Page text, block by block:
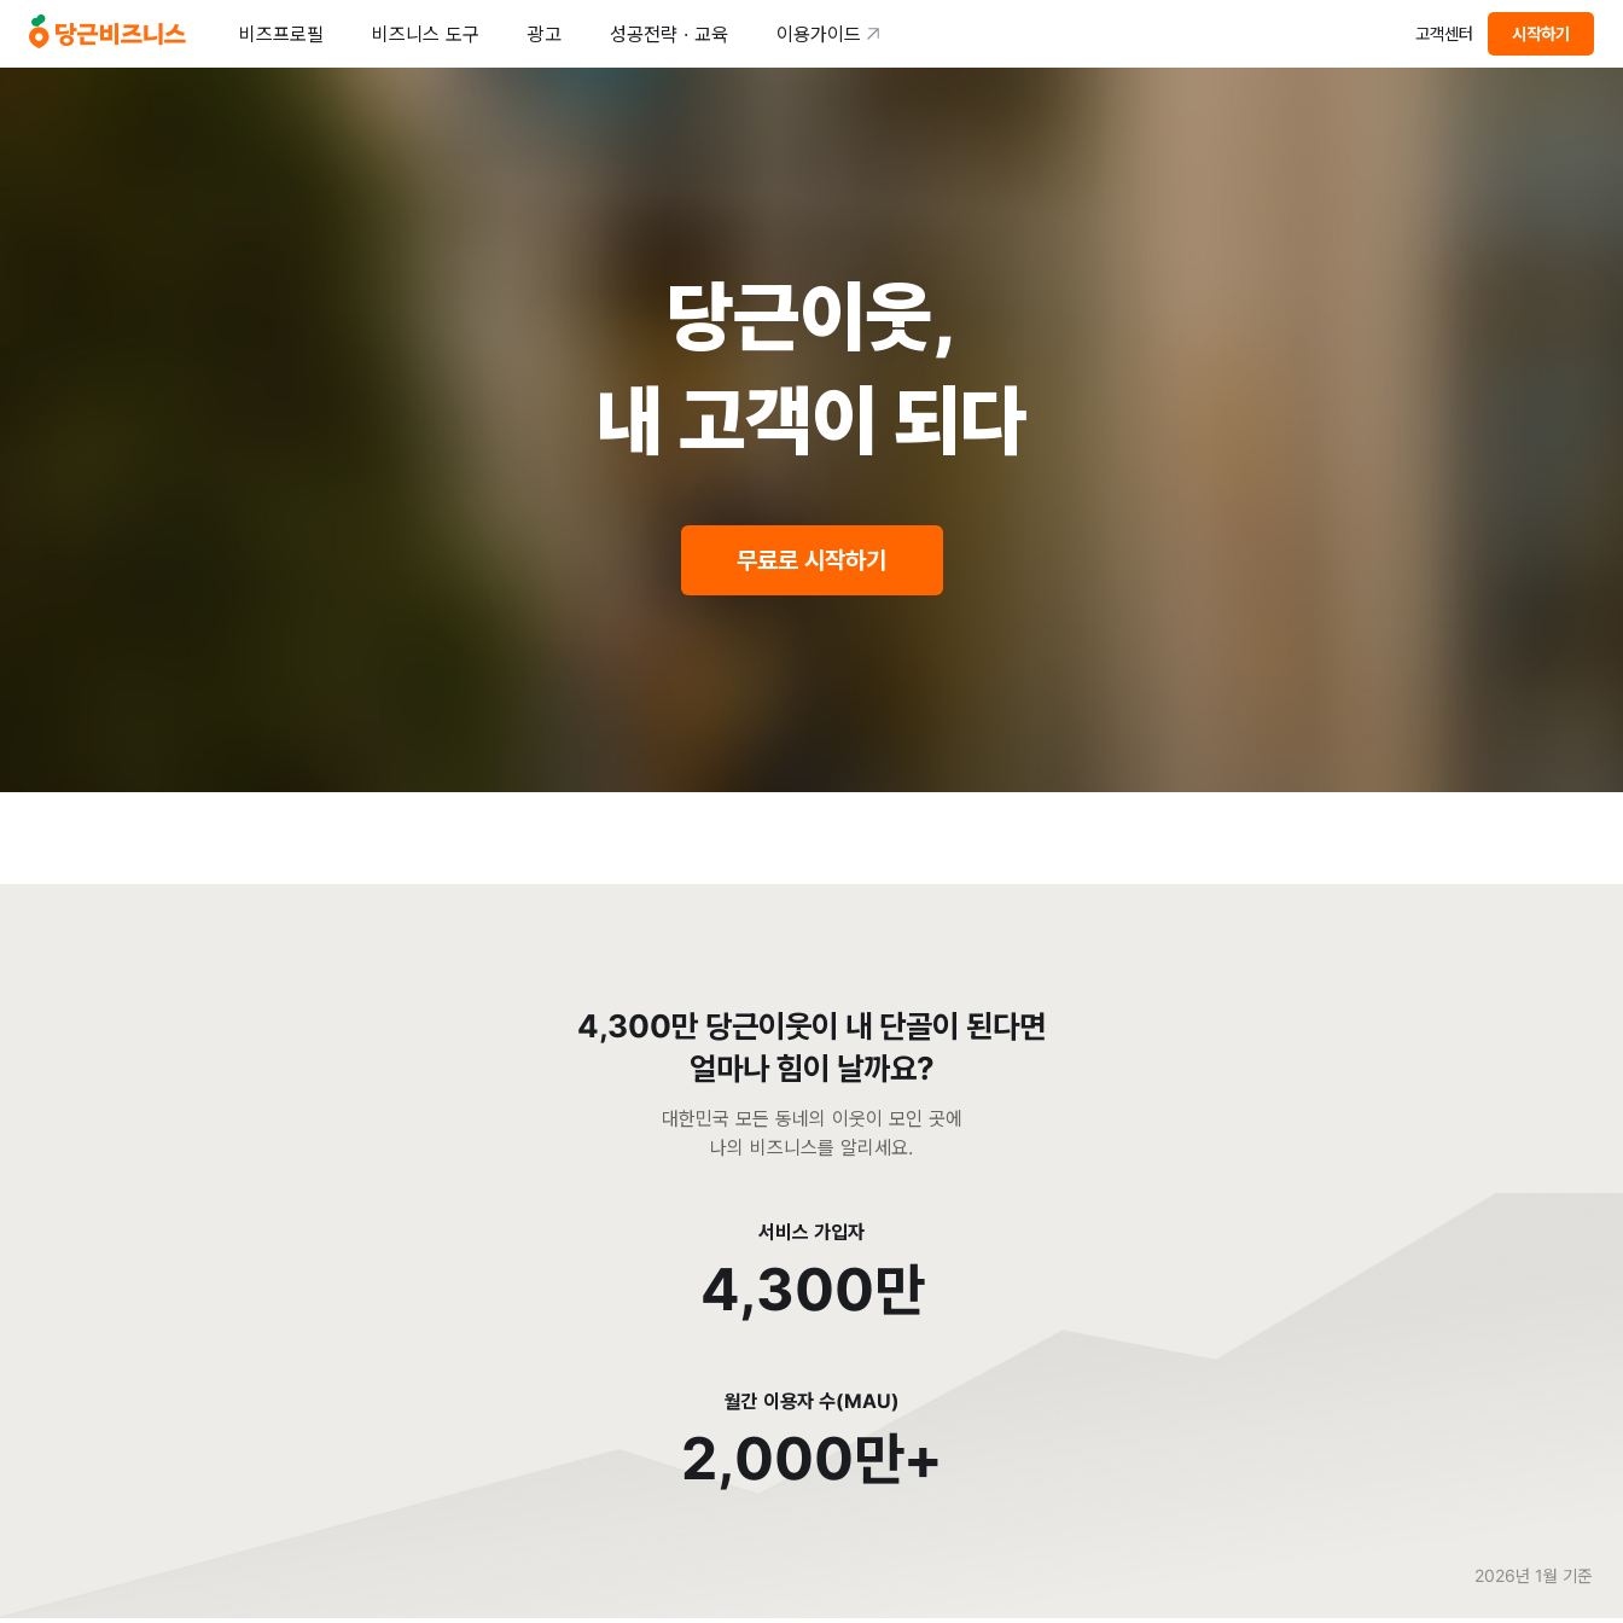
비즈프로필 비즈니스 도구 광고 성공전략 · 교육 이용가이드 고객센터 시작하기
당근이웃,
내 고객이 되다
무료로 시작하기
4,300만 당근이웃이 내 단골이 된다면
얼마나 힘이 날까요?
대한민국 모든 동네의 이웃이 모인 곳에
나의 비즈니스를 알리세요.
서비스 가입자
4,300만
월간 이용자 수(MAU)
2,000만+
2026년 1월 기준